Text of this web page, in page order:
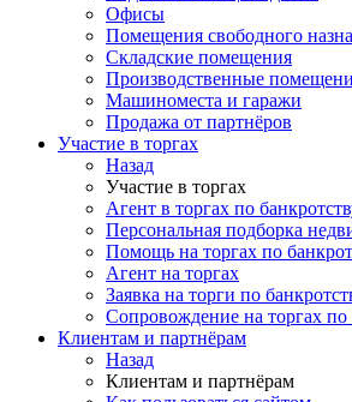
Офисы
Помещения свободного
Складские помещения
Производственные
Машиноместа и гаражи
Продажа от партнёров
Участие в торгах
Назад
Участие в торгах
Агент в торгах по
Персональная подборка
Помощь на торгах по
Агент на торгах
Заявка на торги по
Сопровождение на торгах по
Клиентам и партнёрам
Назад
Клиентам и партнёрам